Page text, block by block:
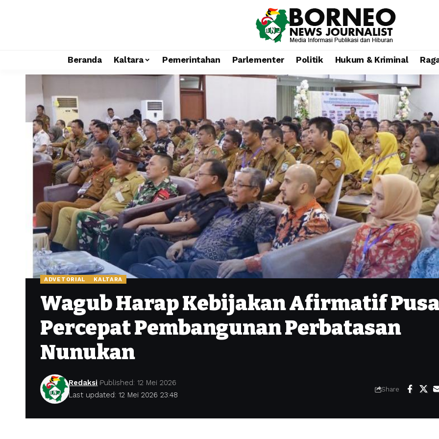
Beranda Kaltara Pemerintahan Parlementer Politik Hukum & Kriminal
ADVETORIAL KALTARA
Wagub Harap Kebijakan Afirmatif
Percepat Pembangunan Perbatasan
Nunukan
Last updated: 12 Mei 2026 23:48
Redaksi Published: 12 Mei 2026
Share